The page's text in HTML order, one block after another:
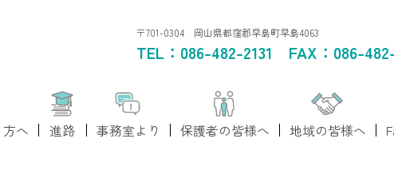
〒701-0304 岡山県都窪郡早島町早島4063
TEL： 086-482-2131 FAX：086-
へ 進路 事務室より 保護者の皆様へ 地域の皆様へ